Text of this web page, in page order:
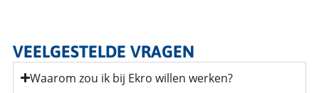
VEELGESTELDE VRAGEN
Waarom zou ik bij Ekro willen werken?